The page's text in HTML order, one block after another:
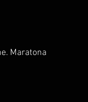
Maratona